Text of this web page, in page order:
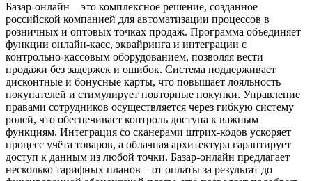
Базар-онлайн – это комплексное решение, созданное
российской компанией для автоматизации процессов в
розничных и оптовых точках продаж. Программа объединяет
функции онлайн‑касс, эквайринга и интеграции с
контрольно‑кассовым оборудованием, позволяя вести
продажи без задержек и ошибок. Система поддерживает
дисконтные и бонусные карты, что повышает лояльность
покупателей и стимулирует повторные покупки. Управление
правами сотрудников осуществляется через гибкую систему
ролей, что обеспечивает контроль доступа к важным
функциям. Интеграция со сканерами штрих‑кодов ускоряет
процесс учёта товаров, а облачная архитектура гарантирует
доступ к данным из любой точки. Базар-онлайн предлагает
несколько тарифных планов – от оплаты за результат до